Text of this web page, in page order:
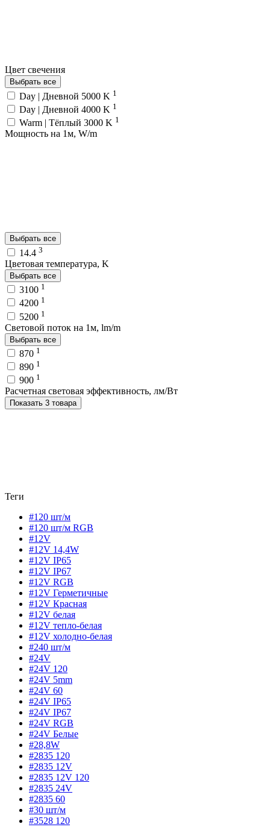
Цвет свечения
Выбрать все
Day | Дневной 5000 K 1
Day | Дневной 4000 K 1
Warm | Тёплый 3000 K 1
Мощность на 1м, W/m
Выбрать все
14.4 3
Цветовая температура, K
Выбрать все
3100 1
4200 1
5200 1
Световой поток на 1м, lm/m
Выбрать все
870 1
890 1
900 1
Расчетная световая эффективность, лм/Вт
Показать 3 товара
Теги
#120 шт/м
#120 шт/м RGB
#12V
#12V 14,4W
#12V IP65
#12V IP67
#12V RGB
#12V Герметичные
#12V Красная
#12V белая
#12V тепло-белая
#12V холодно-белая
#240 шт/м
#24V
#24V 120
#24V 5mm
#24V 60
#24V IP65
#24V IP67
#24V RGB
#24V Белые
#28,8W
#2835 120
#2835 12V
#2835 12V 120
#2835 24V
#2835 60
#30 шт/м
#3528 120